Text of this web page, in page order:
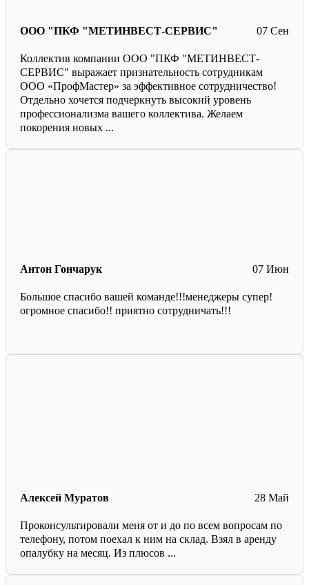
07 Сен
ООО "ПКФ "МЕТИНВЕСТ-СЕРВИС"
Коллектив компании ООО "ПКФ "МЕТИНВЕСТ-
СЕРВИС" выражает признательность сотрудникам
ООО «ПрофМастер» за эффективное сотрудничество!
Отдельно хочется подчеркнуть высокий уровень
профессионализма вашего коллектива. Желаем
покорения новых ...
07 Июн
Антон Гончарук
Большое спасибо вашей команде!!!менеджеры супер!
огромное спасибо!! приятно сотрудничать!!!
28 Май
Алексей Муратов
Проконсультировали меня от и до по всем вопросам по
телефону, потом поехал к ним на склад. Взял в аренду
опалубку на месяц. Из плюсов ...